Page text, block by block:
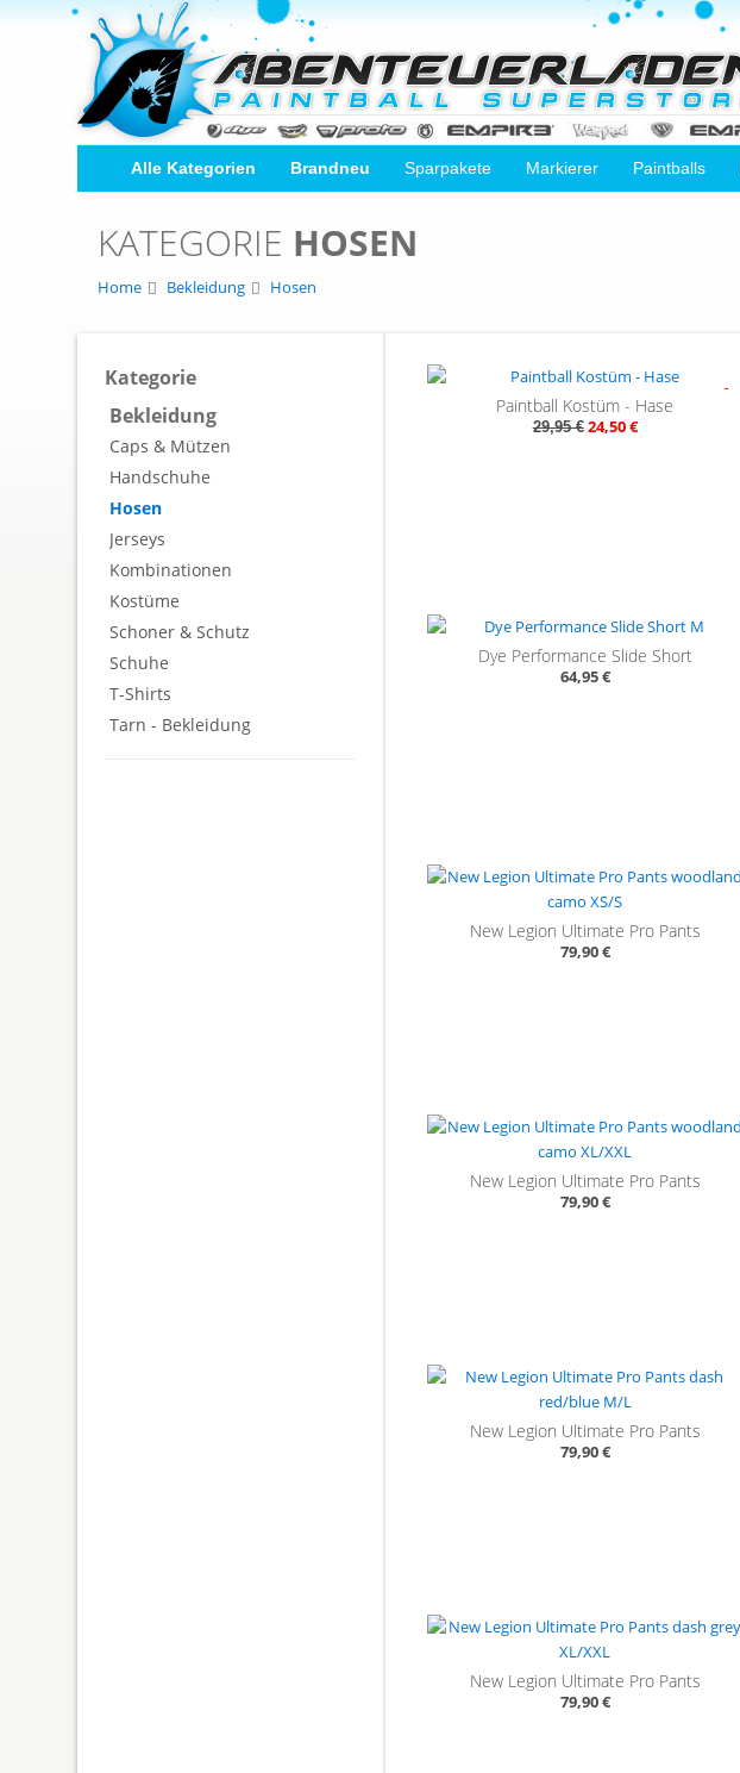
Alle Kategorien Brandneu Sparpakete Markierer Paintballs
KATEGORIE HOSEN
Home Bekleidung Hosen
Kategorie
Bekleidung
Caps & Mützen
Handschuhe
Hosen
Jerseys
Kombinationen
Kostüme
Schoner & Schutz
Schuhe
T-Shirts
Tarn - Bekleidung
Paintball Kostüm - Hase
29,95 €24,50 €
Dye Performance Slide Short
64,95 €
New Legion Ultimate Pro Pants
79,90 €
New Legion Ultimate Pro Pants
79,90 €
New Legion Ultimate Pro Pants
79,90 €
New Legion Ultimate Pro Pants
79,90 €